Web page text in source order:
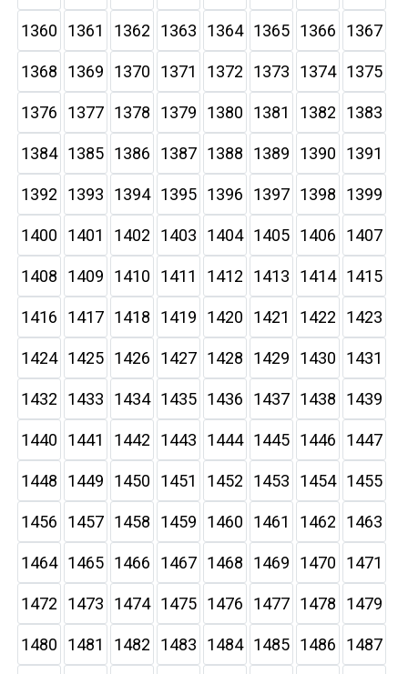
1360 1361 1362 1363 1364 1365 1366 1367
1368 1369 1370 1371 1372 1373 1374 1375
1376 1377 1378 1379 1380 1381 1382 1383
1384 1385 1386 1387 1388 1389 1390 1391
1392 1393 1394 1395 1396 1397 1398 1399
1400 1401 1402 1403 1404 1405 1406 1407
1408 1409 1410 1411 1412 1413 1414 1415
1416 1417 1418 1419 1420 1421 1422 1423
1424 1425 1426 1427 1428 1429 1430 1431
1432 1433 1434 1435 1436 1437 1438 1439
1440 1441 1442 1443 1444 1445 1446 1447
1448 1449 1450 1451 1452 1453 1454 1455
1456 1457 1458 1459 1460 1461 1462 1463
1464 1465 1466 1467 1468 1469 1470 1471
1472 1473 1474 1475 1476 1477 1478 1479
1480 1481 1482 1483 1484 1485 1486 1487